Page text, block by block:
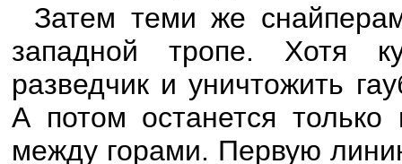
Затем теми же
западной тропе. Хотя
разведчик и уничтожить
А потом останется
между горами. Первую